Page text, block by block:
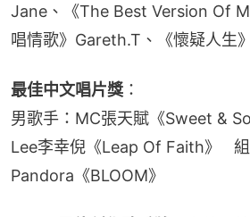
Jane、《The Best Version Of
唱情歌》Gareth.T、《懷疑人生
最佳中文唱片獎 ：
男歌手：MC張天賦《Sweet &
Lee李幸倪《Leap Of Faith》   組
Pandora《BLOOM》